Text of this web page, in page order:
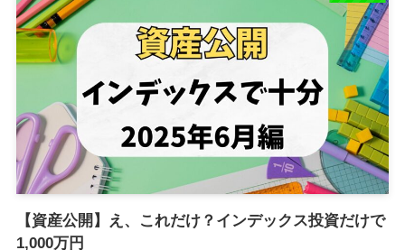
【資産公開】え、これだけ？インデックス投資だけで
1,000万円